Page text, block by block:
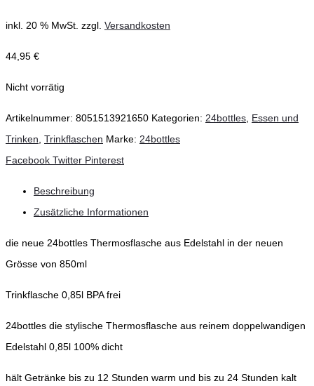
inkl. 20 % MwSt. zzgl. Versandkosten
44,95 €
Nicht vorrätig
Artikelnummer: 8051513921650 Kategorien: 24bottles Essen und
Trinken Trinkflaschen Marke: 24bottles
Teilen
Facebook Twitter Pinterest
Beschreibung
Zusätzliche Informationen
die neue 24bottles Thermosflasche aus Edelstahl in der neuen
Grösse von 850ml
Trinkflasche 0,85l BPA frei
24bottles die stylische Thermosflasche aus reinem doppelwandigen
Edelstahl 0,85l 100% dicht
hält Getränke bis zu 12 Stunden warm und bis zu 24 Stunden kalt